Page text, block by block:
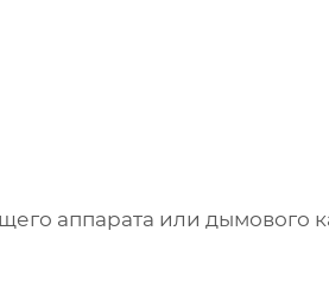
аппарата или дымового